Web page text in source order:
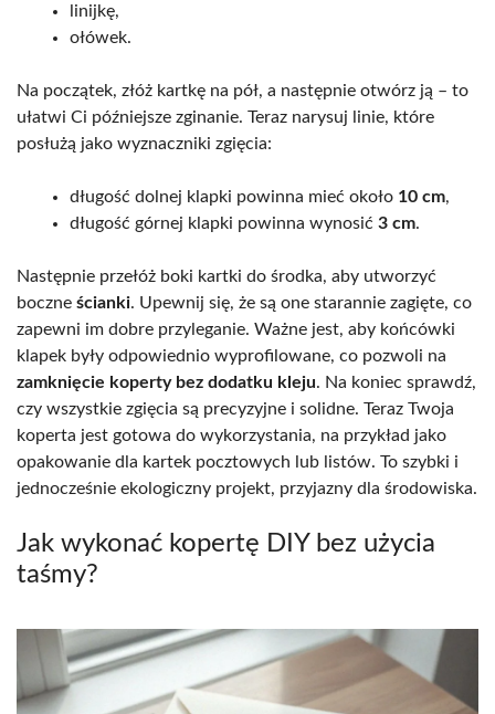
linijkę,
ołówek.
Na początek, złóż kartkę na pół, a następnie otwórz ją – to
ułatwi Ci późniejsze zginanie. Teraz narysuj linie, które
posłużą jako wyznaczniki zgięcia:
długość dolnej klapki powinna mieć około 10 cm,
długość górnej klapki powinna wynosić 3 cm.
Następnie przełóż boki kartki do środka, aby utworzyć
boczne ścianki. Upewnij się, że są one starannie zagięte, co
zapewni im dobre przyleganie. Ważne jest, aby końcówki
klapek były odpowiednio wyprofilowane, co pozwoli na
zamknięcie koperty bez dodatku kleju. Na koniec sprawdź,
czy wszystkie zgięcia są precyzyjne i solidne. Teraz Twoja
koperta jest gotowa do wykorzystania, na przykład jako
opakowanie dla kartek pocztowych lub listów. To szybki i
jednocześnie ekologiczny projekt, przyjazny dla środowiska.
Jak wykonać kopertę DIY bez użycia
taśmy?